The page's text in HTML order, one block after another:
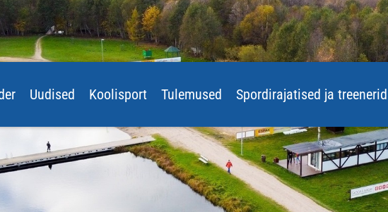
Uudised Koolisport Tulemused Spordirajatised ja treenerid